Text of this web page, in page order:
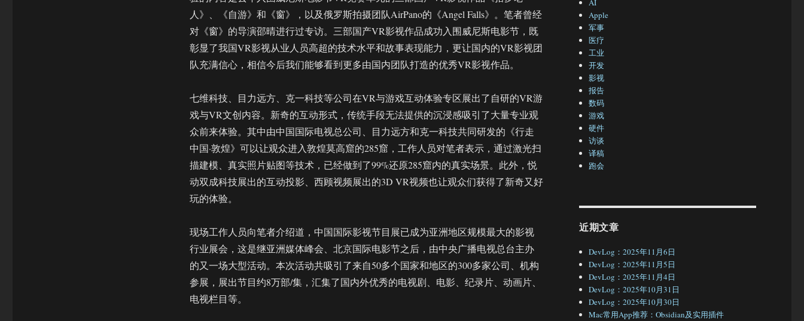
人》、《自游》和《窗》，以及俄罗斯拍摄团队AirPano的《Angel Falls》。笔者曾经
对《窗》的导演邵晴进行过专访。三部国产VR影视作品成功入围威尼斯电影节，既
彰显了我国VR影视从业人员高超的技术水平和故事表现能力，更让国内的VR影视团
队充满信心，相信今后我们能够看到更多由国内团队打造的优秀VR影视作品。
七维科技、目力远方、克一科技等公司在VR与游戏互动体验专区展出了自研的VR游
戏与VR文创内容。新奇的互动形式，传统手段无法提供的沉浸感吸引了大量专业观
众前来体验。其中由中国国际电视总公司、目力远方和克一科技共同研发的《行走
中国·敦煌》可以让观众进入敦煌莫高窟的285窟，工作人员对笔者表示，通过激光扫
描建模、真实照片贴图等技术，已经做到了99%还原285窟内的真实场景。此外，悦
动双成科技展出的互动投影、西顾视频展出的3D VR视频也让观众们获得了新奇又好
玩的体验。
现场工作人员向笔者介绍道，中国国际影视节目展已成为亚洲地区规模最大的影视
行业展会，这是继亚洲媒体峰会、北京国际电影节之后，由中央广播电视总台主办
的又一场大型活动。本次活动共吸引了来自50多个国家和地区的300多家公司、机构
参展，展出节目约8万部/集，汇集了国内外优秀的电视剧、电影、纪录片、动画片、
电视栏目等。
AI
Apple
军事
医疗
工业
开发
影视
报告
数码
游戏
硬件
访谈
译稿
跑会
近期文章
DevLog：2025年11月6日
DevLog：2025年11月5日
DevLog：2025年11月4日
DevLog：2025年10月31日
DevLog：2025年10月30日
Mac常用App推荐：Obsidian及实用插件